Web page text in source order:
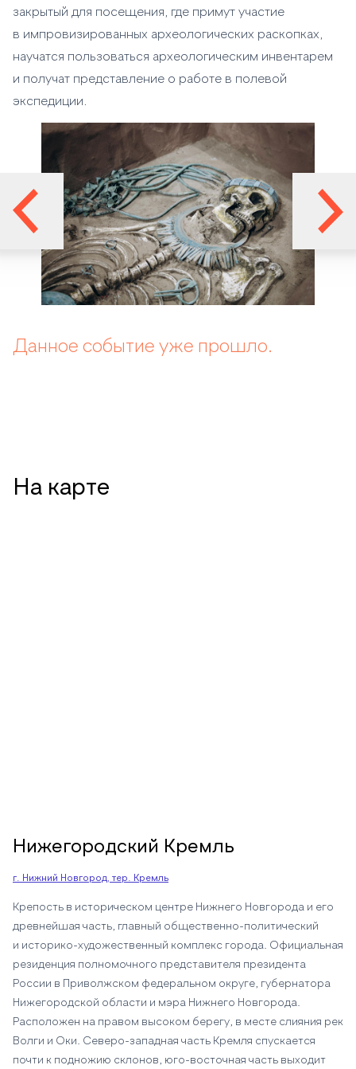
закрытый для посещения, где примут участие
в импровизированных археологических раскопках,
научатся пользоваться археологическим инвентарем
и получат представление о работе в полевой
экспедиции.
Данное событие уже прошло.
На карте
Нижегородский Кремль
г. Нижний Новгород, тер. Кремль
Крепость в историческом центре Нижнего Новгорода и его
древнейшая часть, главный общественно-политический
и историко-художественный комплекс города. Официальная
резиденция полномочного представителя президента
России в Приволжском федеральном округе, губернатора
Нижегородской области и мэра Нижнего Новгорода.
Расположен на правом высоком берегу, в месте слияния рек
Волги и Оки. Северо-западная часть Кремля спускается
почти к подножию склонов, юго-восточная часть выходит